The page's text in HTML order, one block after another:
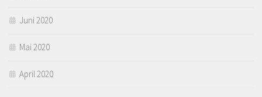
Juni 2020
Mai 2020
April 2020